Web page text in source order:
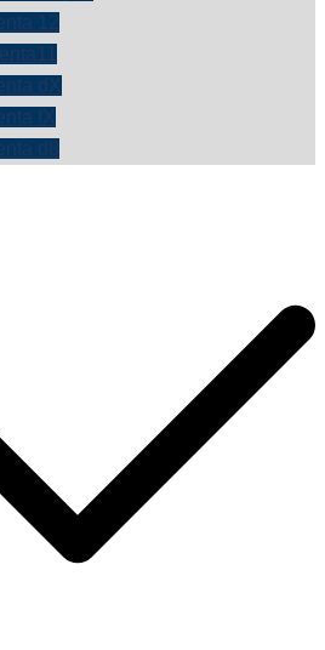
12
dX
IX
d8